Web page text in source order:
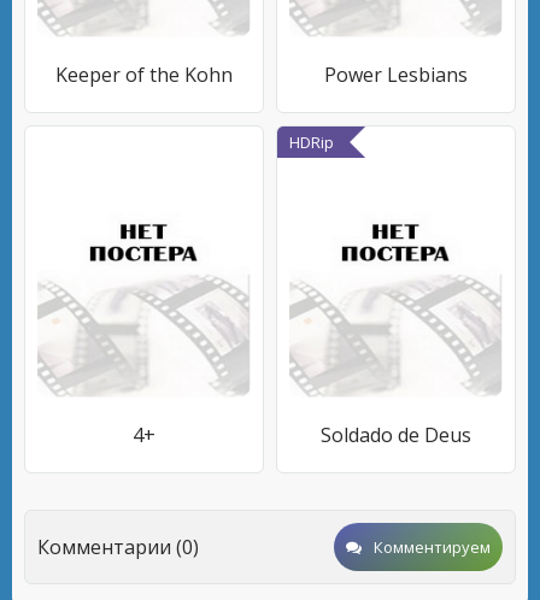
Keeper of the Kohn Power Lesbians
4+
HDRip
Soldado de Deus
Комментарии (0) Комментируем